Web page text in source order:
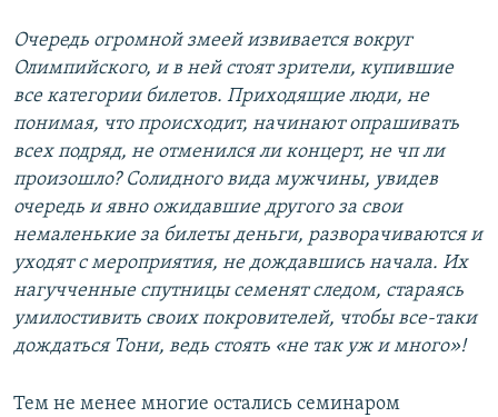
Очередь огромной змеей извивается вокруг
Олимпийского, и в ней стоят зрители, купившие
все категории билетов. Приходящие люди, не
понимая, что происходит, начинают опрашивать
всех подряд, не отменился ли концерт, не чп ли
произошло? Солидного вида мужчины, увидев
очередь и явно ожидавшие другого за свои
немаленькие за билеты деньги, разворачиваются и
уходят с мероприятия, не дождавшись начала. Их
нагучченные спутницы семенят следом, стараясь
умилостивить своих покровителей, чтобы все-таки
дождаться Тони, ведь стоять «не так уж и много»!
Тем не менее многие остались семинаром